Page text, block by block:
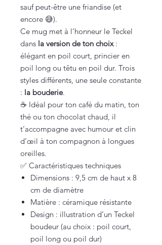
sauf peut-être une friandise (et
encore 😅).
Ce mug met à l’honneur le Teckel
dans la version de ton choix:
élégant en poil court, princier en
poil long ou têtu en poil dur. Trois
styles différents, une seule constante
: la bouderie.
☕ Idéal pour ton café du matin, ton
thé ou ton chocolat chaud, il
t’accompagne avec humour et clin
d’œil à ton compagnon à longues
oreilles.
✅ Caractéristiques techniques
Dimensions : 9,5 cm de haut x 8
cm de diamètre
Matière : céramique résistante
Design : illustration d’un Teckel
boudeur (au choix : poil court,
poil long ou poil dur)